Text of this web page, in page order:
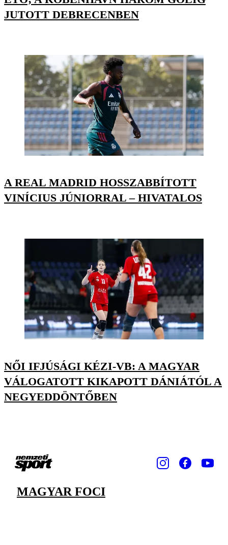
JUTOTT DEBRECENBEN
A REAL MADRID HOSSZABBÍTOTT
VINÍCIUS JÚNIORRAL – HIVATALOS
NŐI IFJÚSÁGI KÉZI-VB: A MAGYAR
VÁLOGATOTT KIKAPOTT DÁNIÁTÓL A
NEGYEDDÖNTŐBEN
MAGYAR FOCI